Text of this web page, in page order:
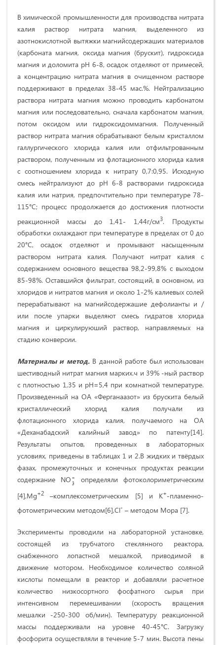
В химической промышленности для производства нитрата
калия раствор нитрата магния, выделенного из
азотнокислотной вытяжки магнийсодержаших материалов
(карбоната магния, оксида магния (брускит), гидроксида
магния и доломита рН 6-8, осадок отделяют от примесей,
а концентрацию нитрата магния в очищенном растворе
поддерживают в пределах 38-45 мас.%. Нейтрализацию
раствора нитрата магния можно проводить карбонатом
магния или последовательно, сначала карбонатом магния,
потом оксидом или гидроксидоммагния. Полученный
раствор нитрата магния обрабатывают белым кристаллом
галлургического хлорида калия или отфильтрованным
раствором, полученным из флотационного хлорида калия
с соотношением хлорида к нитрату 0,7:0,95. Исходную
смесь нейтрализуют до рН 6-8 растворами гидроксида
калия или натрия, предпочтительно при температуре 78-
115°С; процесс продолжается до достижения плотности
реакционной массы до 1,41- 1,44г/см3. Продукты
обработки охлаждают при температуре в пределах от 0 до
20°С, осадок отделяют и промывают насыщенным
раствором нитрата калия. Получают нитрат калия с
содержанием основного вещества 98,2-99,8% с выходом
85-98%. Оставшийся фильтрат, состоящий, в основном, из
хлоридов и нитратов магния и около 1-2% калиевых солей
перерабатывают на магнийсодержашие дефолианты и /
или после упарки выделяют смесь гидратов хлорида
магния и циркулируюший раствор, направляемых на
стадию конверсии.
Материалы и метод. В данной работе был использован
шестиводный нитрат магния марких.ч и 39% -ный раствор
с плотностью 1,35 и рН=5,4 при комнатной температуре.
Произведенный на ОА «Ферганаазот» из брускита белый
кристаллический хлорид калия получали из
флотационного хлорида калия, получаемого на ОА
«Деханабадский калийный завод» по патенту[14].
Результаты опытов, проведенных в лабораторных
условиях, приведены в таблицах 1 и 2.В жидких и твёрдых
фазах, промежуточных и конечных продуктах реакции
содержание NО
определяли фотоколориметрическим
[4],Mg+2 –комплексометрическим [5] и K+-пламенно-
фотометрическим методом[6],Cl- – методом Мора [7].
Эксперименты проводили на лабораторной установке,
состоящей из трубчатого стеклянного реактора,
снабженного лопастной мешалкой, приводимой в
движение мотором. Необходимое количество соляной
кислоты помещали в реактор и добавляли расчетное
количество низкосортного фосфатного сырья при
интенсивном перемешивании (скорость вращения
мешалки -250-300 об/мин). Температуру реакционной
массы поддерживали на уровне 40-45°С. Загрузку
фосфорита осуществляли в течение 5-7 мин. Высота пены